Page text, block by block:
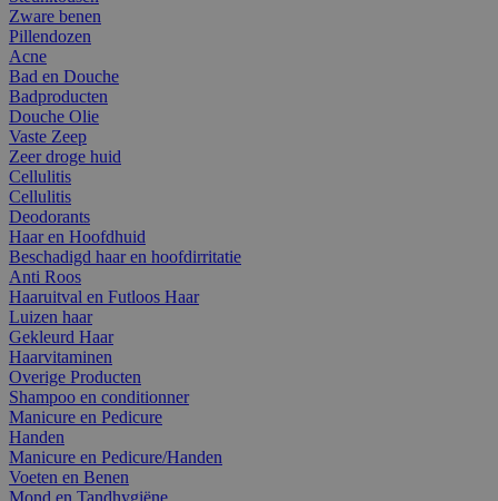
Zware benen
Pillendozen
Acne
Bad en Douche
Badproducten
Douche Olie
Vaste Zeep
Zeer droge huid
Cellulitis
Cellulitis
Deodorants
Haar en Hoofdhuid
Beschadigd haar en hoofdirritatie
Anti Roos
Haaruitval en Futloos Haar
Luizen haar
Gekleurd Haar
Haarvitaminen
Overige Producten
Shampoo en conditionner
Manicure en Pedicure
Handen
Manicure en Pedicure/Handen
Voeten en Benen
Mond en Tandhygiëne